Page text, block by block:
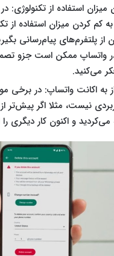
میزان استفاده از
کم کردن میزان استفاده از
از پلتفرم‌های پیام‌رسانی
واتساپ ممکن است جزو
می‌کنید.
به اکانت واتساپ: در برخی
نیست، مثلا اگر پیش‌‌تر از
می‌کردید و اکنون کار دیگری